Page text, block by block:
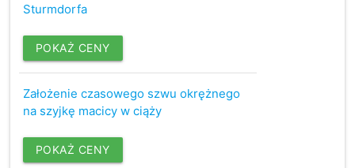
Sturmdorfa
POKAŻ CENY
Założenie czasowego szwu okrężnego
na szyjkę macicy w ciąży
POKAŻ CENY